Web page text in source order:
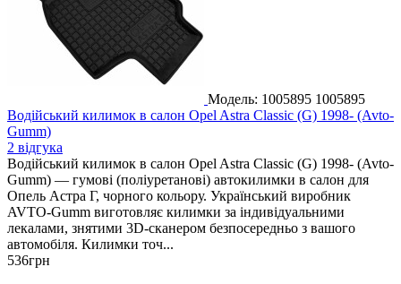
Модель: 1005895 1005895
Водійський килимок в салон Opel Astra Classic (G) 1998- (Avto-
Gumm)
2 відгука
Водійський килимок в салон Opel Astra Classic (G) 1998- (Avto-
Gumm) — гумові (поліуретанові) автокилимки в салон для
Опель Астра Г, чорного кольору. Український виробник
AVTO-Gumm виготовляє килимки за індивідуальними
лекалами, знятими 3D-сканером безпосередньо з вашого
автомобіля. Килимки точ...
536грн